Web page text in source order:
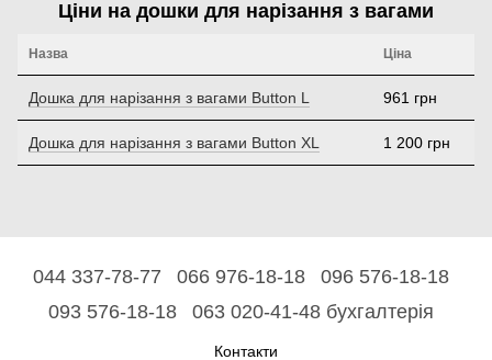
Ціни на дошки для нарізання з вагами
Назва Ціна
Дошка для нарізання з вагами Button L 961 грн
Дошка для нарізання з вагами Button XL 1 200 грн
044 337-78-77 066 976-18-18
096 576-18-18
093 576-18-18
063 020-41-48 бухгалтерія
Контакти